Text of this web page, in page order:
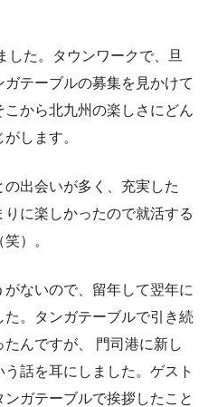
した。タウンワークで、旦
テーブルの募集を見かけて
から北九州の楽しさにどん
します。
出会いが多く、充実した
に楽しかったので就活する
）。
ないので、留年して翌年に
。タンガテーブルで引き続
んですが、 門司港に新し
話を耳にしました。ゲスト
ガテーブルで挨拶したこと